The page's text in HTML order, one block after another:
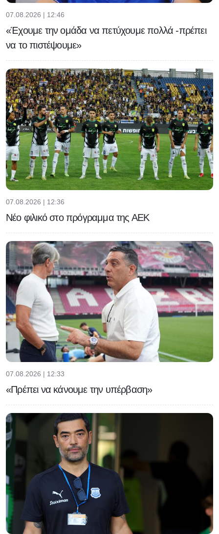
07.08.2026 | 12:46
«Έχουμε την ομάδα να πετύχουμε πολλά -πρέπει
να το πιστέψουμε»
07.08.2026 | 12:36
Νέο φιλικό στο πρόγραμμα της ΑΕΚ
07.08.2026 | 12:33
«Πρέπει να κάνουμε την υπέρβαση»